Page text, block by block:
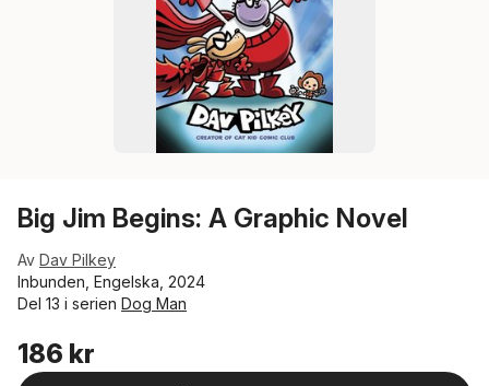
Big Jim Begins: A Graphic Novel
Av Dav Pilkey
Inbunden, Engelska, 2024
Del 13 i serien Dog Man
186 kr